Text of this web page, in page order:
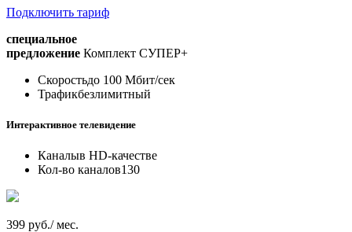
Подключить тариф
специальное
предложение Комплект СУПЕР+
Скоростьдо 100 Мбит/сек
Трафикбезлимитный
Интерактивное телевидение
Каналыв HD-качестве
Кол-во каналов130
399 руб./ мес.